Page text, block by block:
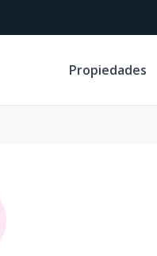
Propiedades